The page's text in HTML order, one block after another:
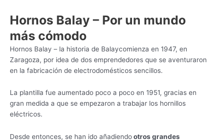
Hornos Balay – Por un mundo
más cómodo
Hornos Balay – la historia de Balaycomienza en 1947, en
Zaragoza, por idea de dos emprendedores que se aventuraron
en la fabricación de electrodomésticos sencillos.
La plantilla fue aumentado poco a poco en 1951, gracias en
gran medida a que se empezaron a trabajar los hornillos
eléctricos.
Desde entonces, se han ido añadiendootros grandes